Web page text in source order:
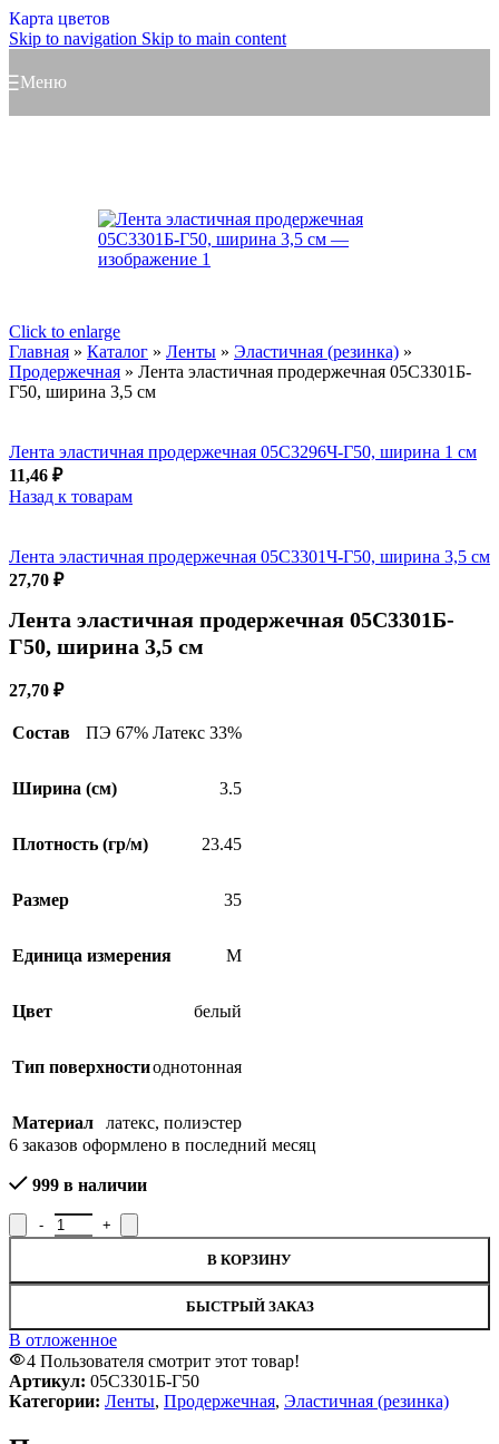
Карта цветов
Skip to navigation Skip to main content
Меню
Click to enlarge
Главная » Каталог » Ленты » Эластичная (резинка) »
Продержечная » Лента эластичная продержечная 05С3301Б-
Г50, ширина 3,5 см
Лента эластичная продержечная 05С3296Ч-Г50, ширина 1 см
11,46 ₽
Назад к товарам
Лента эластичная продержечная 05С3301Ч-Г50, ширина 3,5 см
27,70 ₽
Лента эластичная продержечная 05С3301Б-
Г50, ширина 3,5 см
27,70 ₽
Состав ПЭ 67% Латекс 33%
Ширина (см) 3.5
Плотность (гр/м) 23.45
Размер 35
Единица измерения М
Цвет белый
Тип поверхностиоднотонная
Материал латекс, полиэстер
6 заказов оформлено в последний месяц
999 в наличии
Количество товара Лента эластичная продержечная
В КОРЗИНУ
БЫСТРЫЙ ЗАКАЗ
В отложенное
4 Пользователя смотрит этот товар!
Артикул: 05С3301Б-Г50
Категории: Ленты, Продержечная, Эластичная (резинка)